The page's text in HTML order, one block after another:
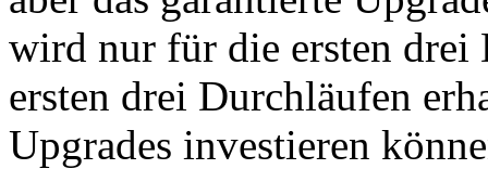
wird nur für die ersten drei
ersten drei Durchläufen
Upgrades investieren